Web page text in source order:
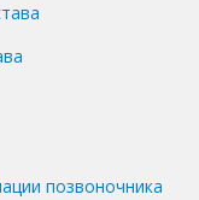
позвоночника